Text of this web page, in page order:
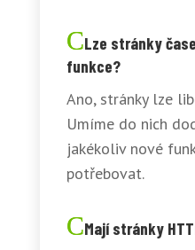
Lze stránky
funkce?
Ano, stránky lze
Umíme do nich
jakékoliv nové
potřebovat.
Mají stránky